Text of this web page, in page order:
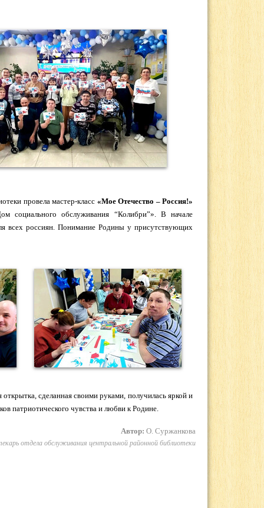
провела мастер-класс «Мое Отечество – Россия!»
социального обслуживания “Колибри”». В начале
всех россиян. Понимание Родины у присутствующих
сделанная своими руками, получилась яркой и
патриотического чувства и любви к Родине.
Автор: О. Суржанкова
отдела обслуживания центральной районной библиотеки